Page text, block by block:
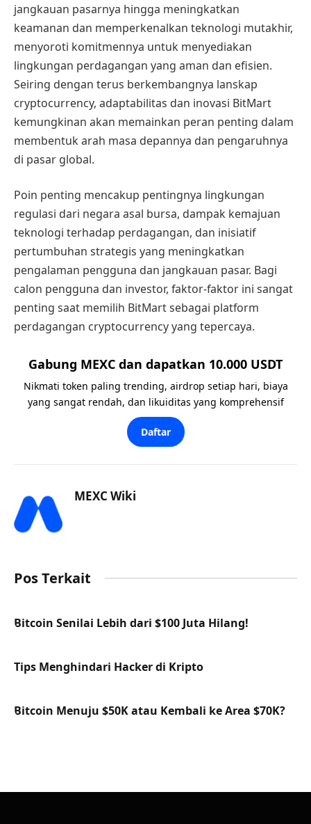
jangkauan pasarnya hingga meningkatkan
keamanan dan memperkenalkan teknologi mutakhir,
menyoroti komitmennya untuk menyediakan
lingkungan perdagangan yang aman dan efisien.
Seiring dengan terus berkembangnya lanskap
cryptocurrency, adaptabilitas dan inovasi BitMart
kemungkinan akan memainkan peran penting dalam
membentuk arah masa depannya dan pengaruhnya
di pasar global.
Poin penting mencakup pentingnya lingkungan
regulasi dari negara asal bursa, dampak kemajuan
teknologi terhadap perdagangan, dan inisiatif
pertumbuhan strategis yang meningkatkan
pengalaman pengguna dan jangkauan pasar. Bagi
calon pengguna dan investor, faktor-faktor ini sangat
penting saat memilih BitMart sebagai platform
perdagangan cryptocurrency yang tepercaya.
Gabung MEXC dan dapatkan 10.000 USDT
Nikmati token paling trending, airdrop setiap hari, biaya
yang sangat rendah, dan likuiditas yang komprehensif
Daftar
MEXC Wiki
Pos Terkait
Bitcoin Senilai Lebih dari $100 Juta Hilang!
Tips Menghindari Hacker di Kripto
Bitcoin Menuju $50K atau Kembali ke Area $70K?